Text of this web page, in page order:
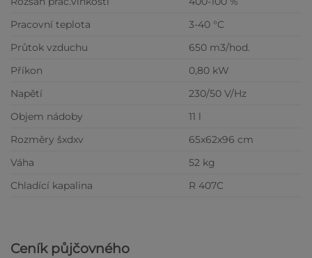
Pracovní teplota
3-40 °C
Průtok vzduchu
650 m3/hod.
Příkon
0,80 kW
Napětí
230/50 V/Hz
Objem nádoby
11 l
Rozměry šxdxv
65x62x96 cm
Váha
52 kg
Chladící kapalina
R 407C
Ceník půjčovného